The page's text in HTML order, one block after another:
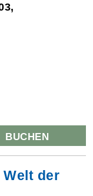
BUCHEN
der